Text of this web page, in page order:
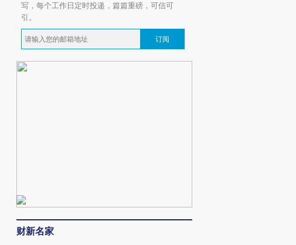
写，每个工作日定时投递，篇篇重磅，可信可
引。
订阅
财新名家